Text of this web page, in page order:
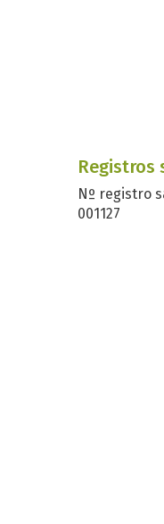
Registros
Nº registro
001127